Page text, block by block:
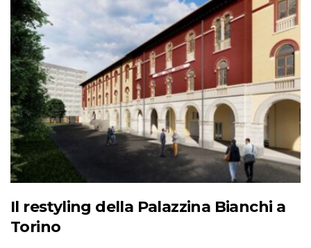
Il restyling della Palazzina Bianchi a
Torino